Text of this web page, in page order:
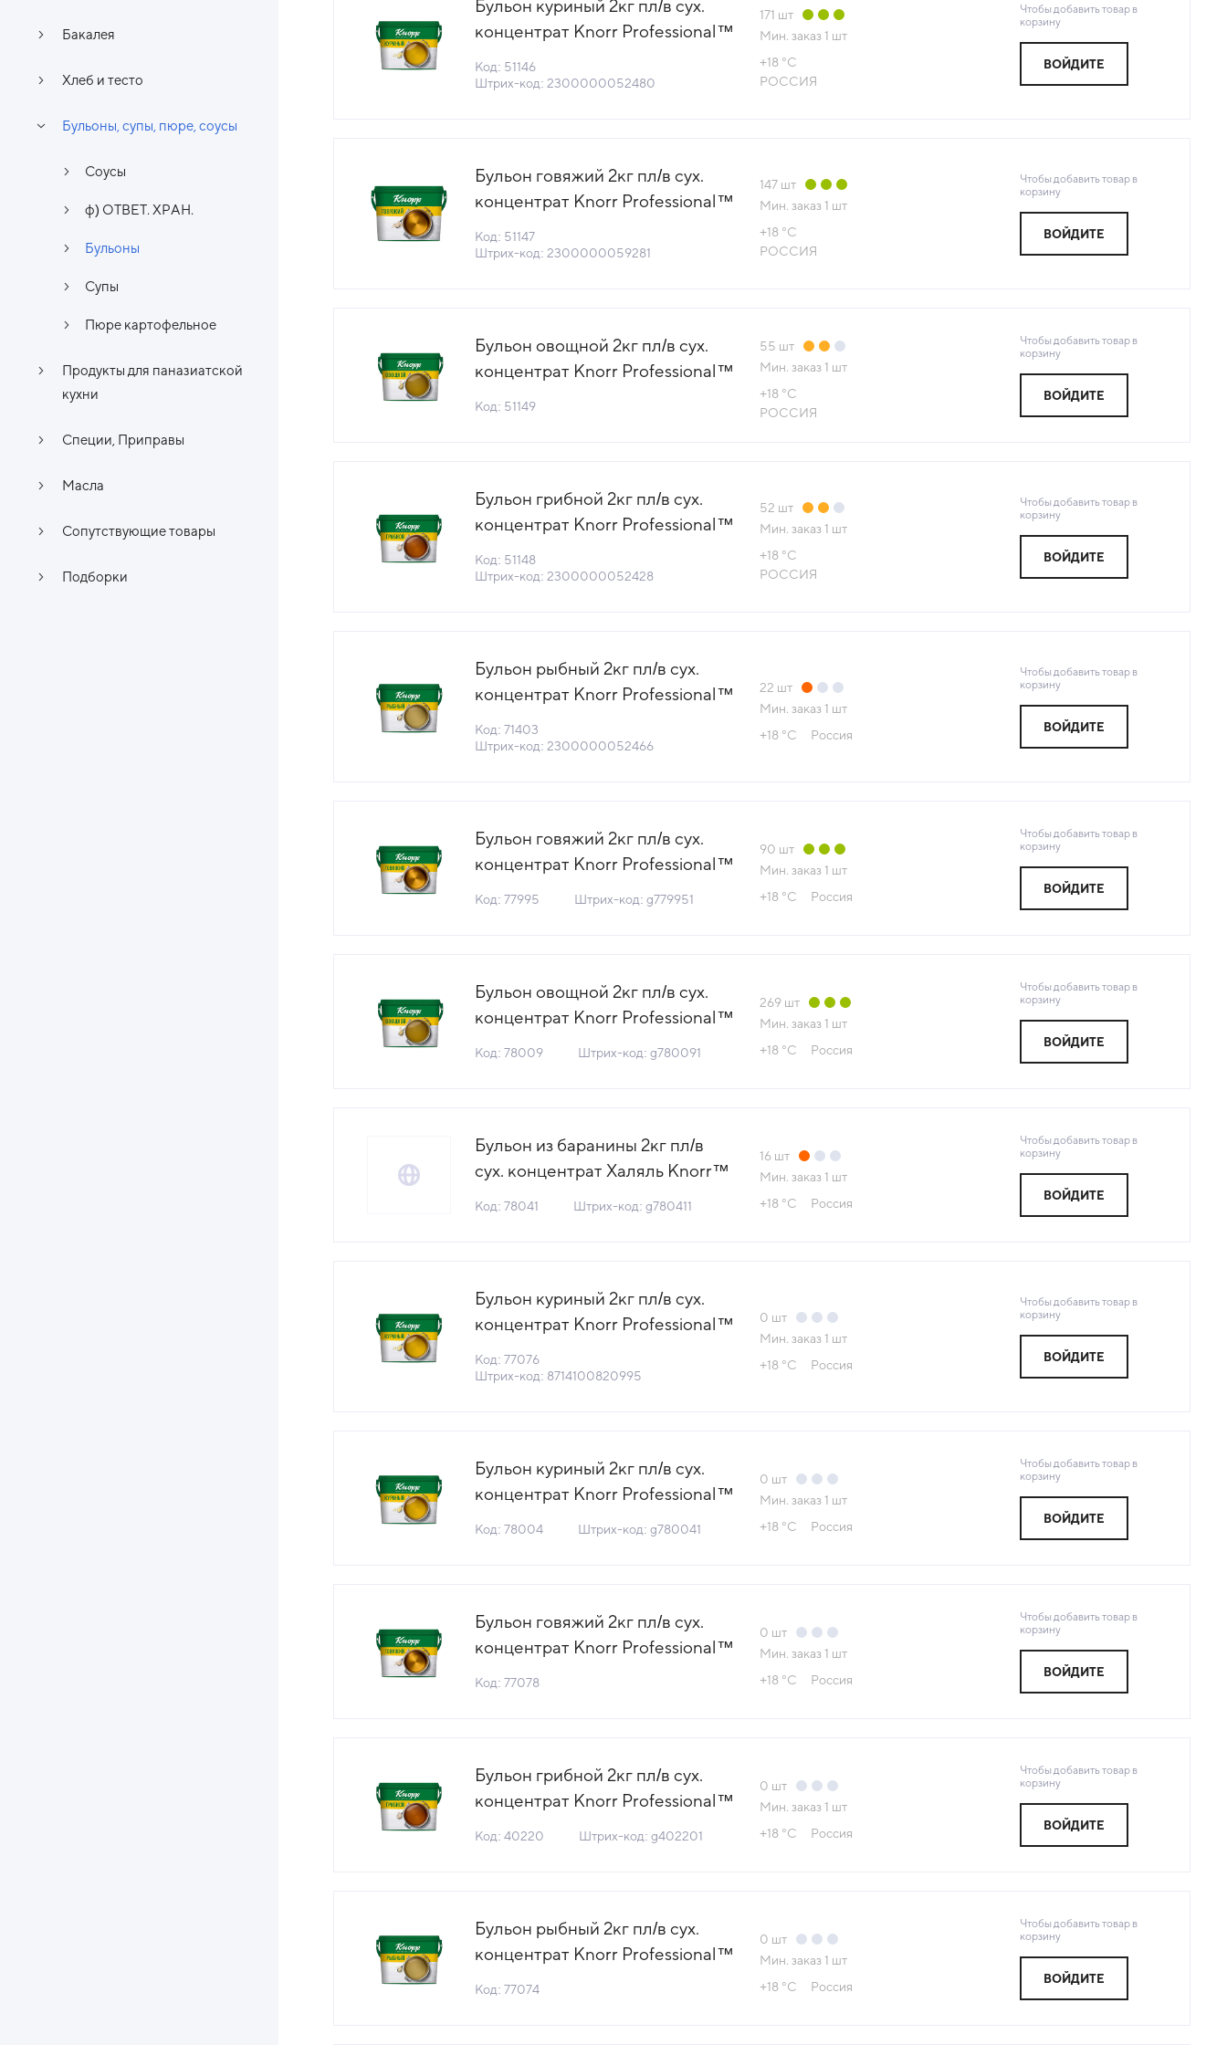
Бульон куриный 2кг пл/в сух.
концентрат Knorr Professional™
(+18°С)
Код: 51146
Штрих-код: 2300000052480
171 шт
Мин. заказ 1 шт
+18 °С
РОССИЯ
Чтобы добавить товар в
корзину
ВОЙДИТЕ
Бульон говяжий 2кг пл/в сух.
концентрат Knorr Professional™
(+18°С)
Код: 51147
Штрих-код: 2300000059281
147шт
Мин. заказ 1 шт
+18 °С
РОССИЯ
Чтобы добавить товар в
корзину
ВОЙДИТЕ
Бульон овощной 2кг пл/в сух.
концентрат Knorr Professional™
Код: 51149
55 шт
Мин. заказ 1 шт
+18 °С
РОССИЯ
Чтобы добавить товар в
корзину
ВОЙДИТЕ
Бульон грибной 2кг пл/в сух.
концентрат Knorr Professional™
(+18°С)
Код: 51148
Штрих-код: 2300000052428
52 шт
Мин. заказ 1 шт
+18 °С
РОССИЯ
Чтобы добавить товар в
корзину
ВОЙДИТЕ
Бульон рыбный 2кг пл/в сух.
концентрат Knorr Professional™
(+18°С)
Код: 71403
Штрих-код: 2300000052466
22 шт
Мин. заказ 1 шт
+18 °С
Россия
Чтобы добавить товар в
корзину
ВОЙДИТЕ
Бульон говяжий 2кг пл/в сух.
концентрат Knorr Professional™
Код: 77995 Штрих-код: g779951
90 шт
Мин. заказ 1 шт
+18 °С
Россия
Чтобы добавить товар в
корзину
ВОЙДИТЕ
Бульон овощной 2кг пл/в сух.
концентрат Knorr Professional™
Код: 78009 Штрих-код: g780091
269шт
Мин. заказ 1 шт
+18 °С
Россия
Чтобы добавить товар в
корзину
ВОЙДИТЕ
Бульон из баранины 2кг пл/в
сух. концентрат Халяль Knorr™
Код: 78041 Штрих-код: g780411
16шт
Мин. заказ 1 шт
+18 °С
Россия
Чтобы добавить товар в
корзину
ВОЙДИТЕ
Бульон куриный 2кг пл/в сух.
концентрат Knorr Professional™
(КОД 77076) (+18°С)
Код: 77076
Штрих-код: 8714100820995
0 шт
Мин. заказ 1 шт
+18 °С
Россия
Чтобы добавить товар в
корзину
ВОЙДИТЕ
Бульон куриный 2кг пл/в сух.
концентрат Knorr Professional™
Код: 78004 Штрих-код: g780041
0 шт
Мин. заказ 1 шт
+18 °С
Россия
Чтобы добавить товар в
корзину
ВОЙДИТЕ
Бульон говяжий 2кг пл/в сух.
концентрат Knorr Professional™
Код: 77078
0 шт
Мин. заказ 1 шт
+18 °С
Россия
Чтобы добавить товар в
корзину
ВОЙДИТЕ
Бульон грибной 2кг пл/в сух.
концентрат Knorr Professional™
Код: 40220 Штрих-код: g402201
0 шт
Мин. заказ 1 шт
+18 °С
Россия
Чтобы добавить товар в
корзину
ВОЙДИТЕ
Бульон рыбный 2кг пл/в сух.
концентрат Knorr Professional™
Код: 77074
0 шт
Мин. заказ 1 шт
+18 °С
Россия
Чтобы добавить товар в
корзину
ВОЙДИТЕ
Бакалея
Хлеб и тесто
Бульоны, супы, пюре, соусы
Соусы
ф) ОТВЕТ. ХРАН.
Бульоны
Супы
Пюре картофельное
Продукты для паназиатской
кухни
Специи, Приправы
Масла
Сопутствующие товары
Подборки